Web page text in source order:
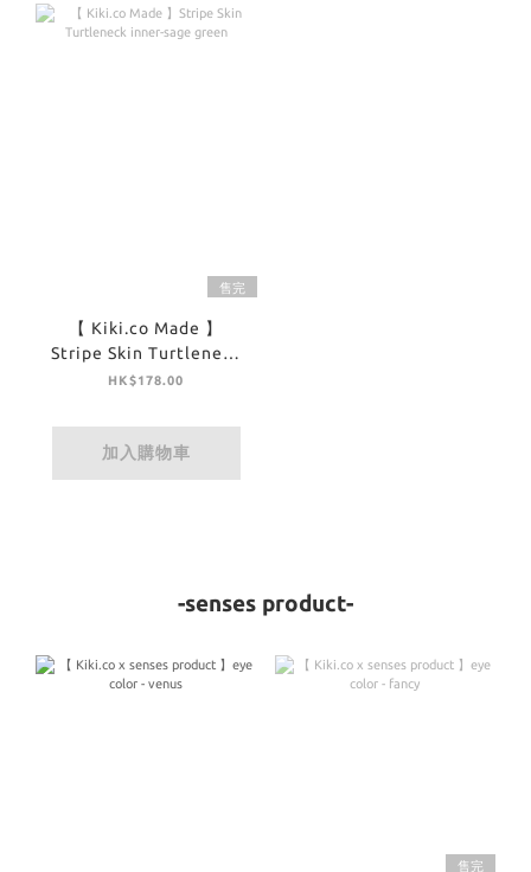
售完
【 Kiki.co Made 】
Stripe Skin Turtleneck
inner-sage green
HK$178.00
加入購物車
-senses product-
售完